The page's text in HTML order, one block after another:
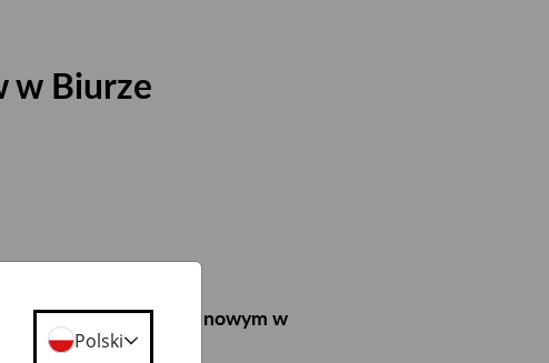
w Biurze
klientów w Biurze Terenowym w
Polski